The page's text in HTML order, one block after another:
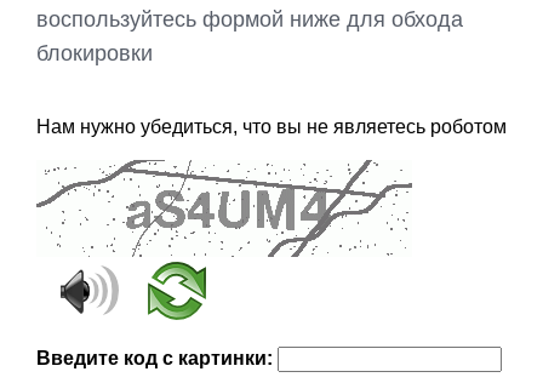
воспользуйтесь формой ниже для обхода
блокировки
Нам нужно убедиться, что вы не являетесь роботом
Введите код с картинки: